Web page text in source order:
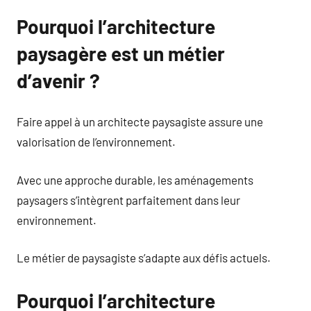
Pourquoi l’architecture
paysagère est un métier
d’avenir ?
Faire appel à un architecte paysagiste assure une
valorisation de l’environnement.
Avec une approche durable, les aménagements
paysagers s’intègrent parfaitement dans leur
environnement.
Le métier de paysagiste s’adapte aux défis actuels.
Pourquoi l’architecture